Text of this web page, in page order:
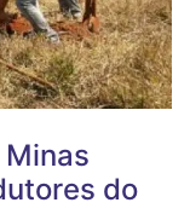
Minas
do